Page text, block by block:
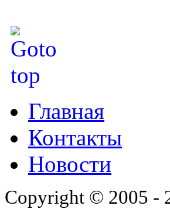
Главная
Контакты
Новости
Copyright © 2005 -